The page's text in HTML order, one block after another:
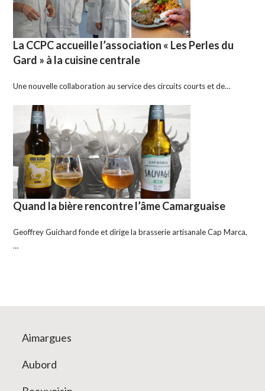
La CCPC accueille l’association « Les Perles du
Gard » à la cuisine centrale
Une nouvelle collaboration au service des circuits courts et de…
Quand la bière rencontre l’âme Camarguaise
Geoffrey Guichard fonde et dirige la brasserie artisanale Cap Marca,
…
Aimargues
Aubord